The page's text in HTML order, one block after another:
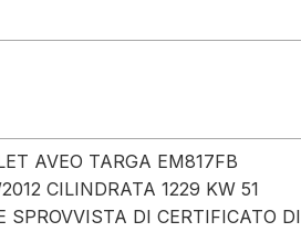
AVEO TARGA EM817FB
CILINDRATA 1229 KW 51
DI CERTIFICATO DI